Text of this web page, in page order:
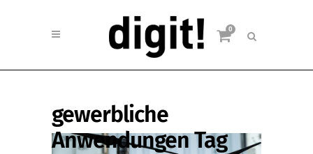
0
gewerbliche
Anwendungen Tag